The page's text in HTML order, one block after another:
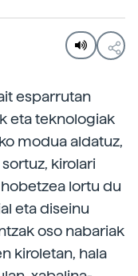
esparrutan
eta teknologiak
modua aldatuz,
kirolari
lortu du
eta diseinu
oso nabariak
kiroletan, hala